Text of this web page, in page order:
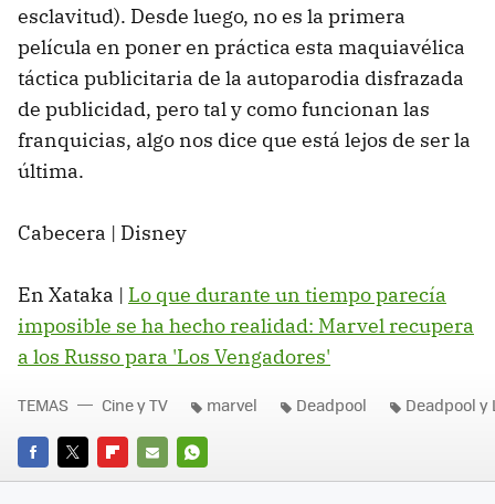
esclavitud). Desde luego, no es la primera
película en poner en práctica esta maquiavélica
táctica publicitaria de la autoparodia disfrazada
de publicidad, pero tal y como funcionan las
franquicias, algo nos dice que está lejos de ser la
última.
Cabecera | Disney
En Xataka | Lo que durante un tiempo parecía
imposible se ha hecho realidad: Marvel recupera
a los Russo para 'Los Vengadores'
FACEBOOK
TWITTERFLIPBOARD
E-
WHATSAPP
TEMAS Cine y TV marvel Deadpool Deadpool y